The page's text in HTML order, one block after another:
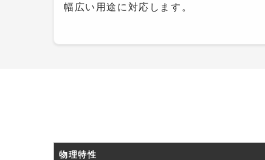
幅広い用途に対応します。
物理特性